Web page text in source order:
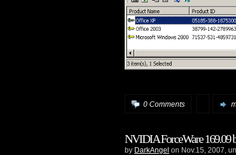
0 Comments
NVIDIA ForceWare 169.09
by DarkAngel on Nov.15, 2007,